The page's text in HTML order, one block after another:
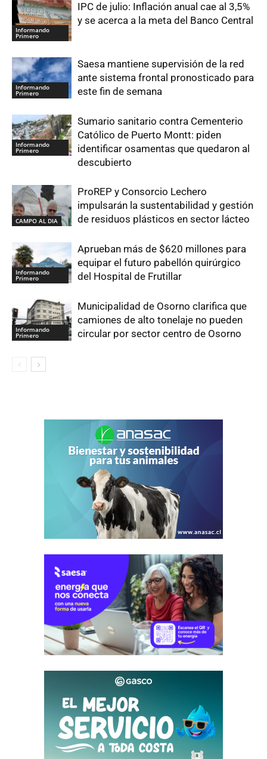
Informando
Primero
IPC de julio: Inflación anual cae al 3,5%
y se acerca a la meta del Banco Central
Informando
Primero
Saesa mantiene supervisión de la red
ante sistema frontal pronosticado para
este fin de semana
Informando
Primero
Sumario sanitario contra Cementerio
Católico de Puerto Montt: piden
identificar osamentas que quedaron al
descubierto
CAMPO AL DIA
ProREP y Consorcio Lechero
impulsarán la sustentabilidad y gestión
de residuos plásticos en sector lácteo
Informando
Primero
Aprueban más de $620 millones para
equipar el futuro pabellón quirúrgico
del Hospital de Frutillar
Informando
Primero
Municipalidad de Osorno clarifica que
camiones de alto tonelaje no pueden
circular por sector centro de Osorno